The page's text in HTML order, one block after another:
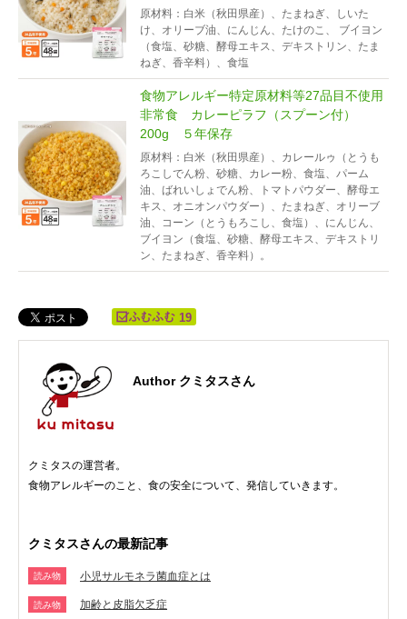
原材料：白米（秋田県産）、たまねぎ、しいた
け、オリーブ油、にんじん、たけのこ、 ブイヨン
（食塩、砂糖、酵母エキス、デキストリン、たま
ねぎ、香辛料）、食塩
食物アレルギー特定原材料等27品目不使用
非常食 カレーピラフ（スプーン付）
200g ５年保存
原材料：白米（秋田県産）、カレールゥ（とうも
ろこしでん粉、砂糖、カレー粉、食塩、パーム
油、ばれいしょでん粉、トマトパウダー、酵母エ
キス、オニオンパウダー）、たまねぎ、オリーブ
油、コーン（とうもろこし、食塩）、にんじん、
ブイヨン（食塩、砂糖、酵母エキス、デキストリ
ン、たまねぎ、香辛料）。
19
Author クミタスさん
クミタスの運営者。
食物アレルギーのこと、食の安全について、発信していきます。
クミタスさんの最新記事
読み物 小児サルモネラ菌血症とは
読み物 加齢と皮脂欠乏症